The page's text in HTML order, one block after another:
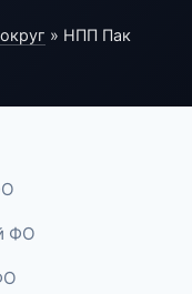
» НПП Пак
ФО